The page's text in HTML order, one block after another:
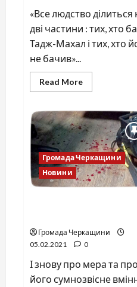
«Все людство ділиться
дві частини : тих, хто
Тадж-Махал і тих, хто
не бачив»...
Read MoreRead
more
Махал
Громада Черкащини
Новини
Громада Черкащини
05.02.2021
0
І знову про мера та про
його сумнозвісне